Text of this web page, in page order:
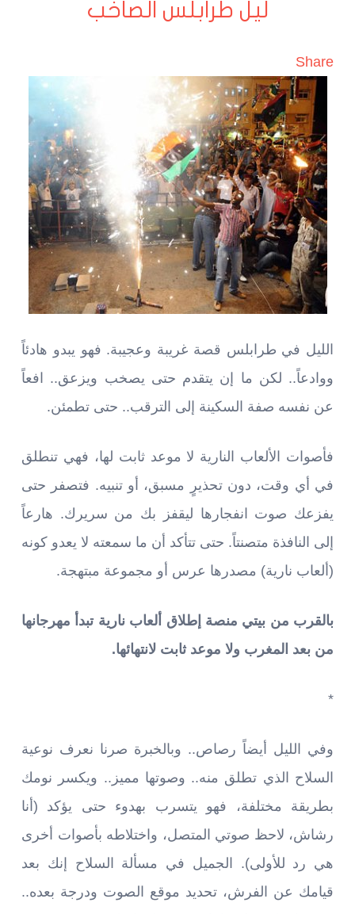
ليل طرابلس الصاخب
Share
الليل في طرابلس قصة غريبة وعجيبة. فهو يبدو هادئاً
ووادعاً.. لكن ما إن يتقدم حتى يصخب ويزعق.. افعاً
عن نفسه صفة السكينة إلى الترقب.. حتى تطمئن.
فأصوات الألعاب النارية لا موعد ثابت لها، فهي تنطلق
في أي وقت، دون تحذيرٍ مسبق، أو تنبيه. فتصفر حتى
يفزعك صوت انفجارها ليقفز بك من سريرك. هارعاً
إلى النافذة متصنتاً. حتى تتأكد أن ما سمعته لا يعدو كونه
(ألعاب نارية) مصدرها عرس أو مجموعة مبتهجة.
بالقرب من بيتي منصة إطلاق ألعاب نارية تبدأ مهرجانها
من بعد المغرب ولا موعد ثابت لانتهائها.
*
وفي الليل أيضاً رصاص.. وبالخبرة صرنا نعرف نوعية
السلاح الذي تطلق منه.. وصوتها مميز.. ويكسر نومك
بطريقة مختلفة، فهو يتسرب بهدوء حتى يؤكد (أنا
رشاش، لاحظ صوتي المتصل، واختلاطه بأصوات أخرى
هي رد للأولى). الجميل في مسألة السلاح إنك بعد
قيامك عن الفرش، تحديد موقع الصوت ودرجة بعده..